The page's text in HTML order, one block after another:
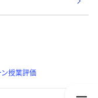
授業評価